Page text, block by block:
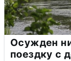
Осужден
поездку с